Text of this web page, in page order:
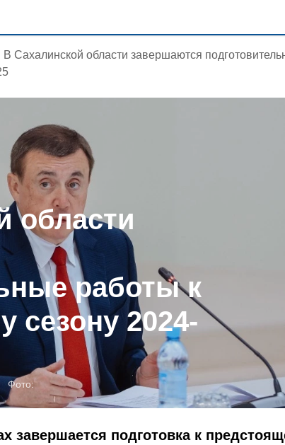
В Сахалинской области завершаются
области
работы к
сезону 2024-
Фото:
завершается подготовка к